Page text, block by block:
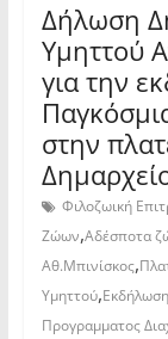
Δήλωση
Υμηττού
για την
στην
Φιλοζωική
Ζώων,Αδέσποτα
Αθ.Μπινίσκος,
Υμηττού,Εκδήλωση
Προγραμματος